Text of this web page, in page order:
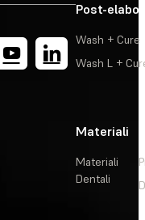
Post-
Wash + Cure
Wash L +
Materiali
Materiali
Dentali